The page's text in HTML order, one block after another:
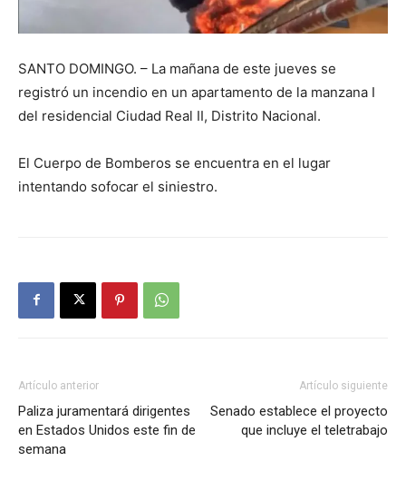
SANTO DOMINGO. – La mañana de este jueves se
registró un incendio en un apartamento de la manzana I
del residencial Ciudad Real II, Distrito Nacional.
El Cuerpo de Bomberos se encuentra en el lugar
intentando sofocar el siniestro.
Artículo anterior
Paliza juramentará dirigentes
en Estados Unidos este fin de
semana
Artículo siguiente
Senado establece el proyecto
que incluye el teletrabajo